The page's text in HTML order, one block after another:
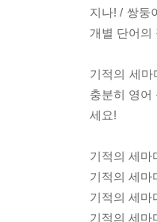
지나! / 쌍둥
개별 단어의
기적의 세
충분히 영어
세요!
기적의 세마
기적의 세마
기적의 세마
기적의 세마